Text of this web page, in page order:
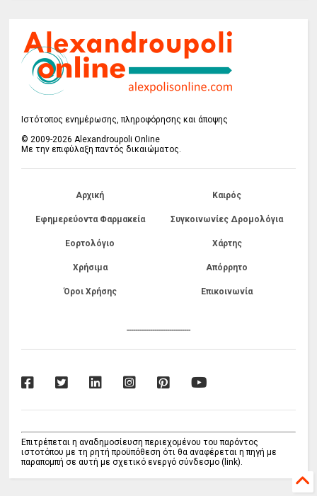
Ιστότοπος ενημέρωσης, πληροφόρησης και άποψης
© 2009-2026 Alexandroupoli Online
Με την επιφύλαξη παντός δικαιώματος.
Αρχική Καιρός
Εφημερεύοντα Φαρμακεία Συγκοινωνίες Δρομολόγια
Εορτολόγιο Χάρτης
Χρήσιμα Απόρρητο
Όροι Χρήσης Επικοινωνία
------------------------------
Επιτρέπεται η αναδημοσίευση περιεχομένου του παρόντος
ιστοτόπου με τη ρητή προϋπόθεση ότι θα αναφέρεται η πηγή με
παραπομπή σε αυτή με σχετικό ενεργό σύνδεσμο (link).